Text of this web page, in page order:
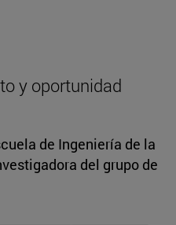
y oportunidad
de Ingeniería de la
del grupo de